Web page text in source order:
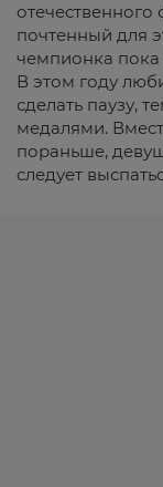
почтенный для
чемпионка
В этом году
сделать паузу,
медалями.
пораньше,
следует